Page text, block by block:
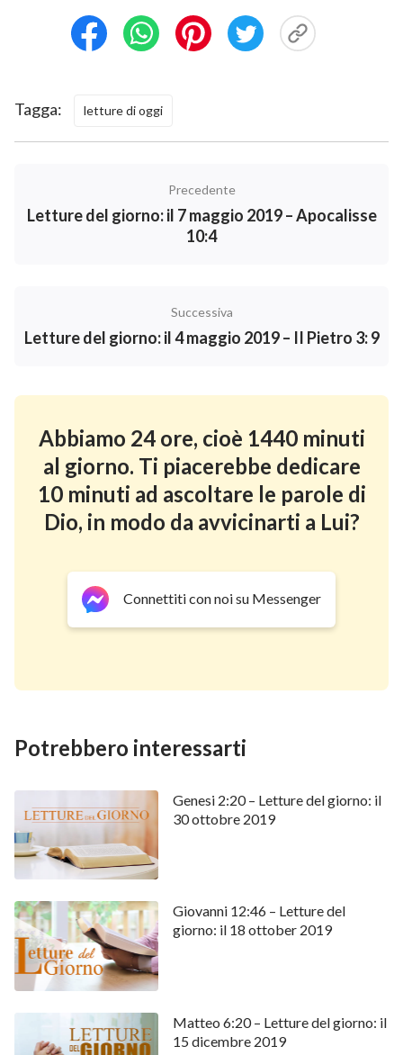
Tagga: letture di oggi
Precedente
Letture del giorno: il 7 maggio 2019 – Apocalisse
10:4
Successiva
Letture del giorno: il 4 maggio 2019 – II Pietro 3: 9
Abbiamo 24 ore, cioè 1440 minuti
al giorno. Ti piacerebbe dedicare
10 minuti ad ascoltare le parole di
Dio, in modo da avvicinarti a Lui?
Connettiti con noi su Messenger
Potrebbero interessarti
Genesi 2:20 – Letture del giorno: il
30 ottobre 2019
Giovanni 12:46 – Letture del
giorno: il 18 ottober 2019
Matteo 6:20 – Letture del giorno: il
15 dicembre 2019